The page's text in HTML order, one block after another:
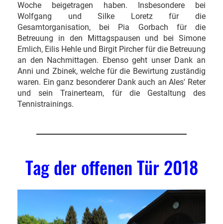
Woche beigetragen haben. Insbesondere bei
Wolfgang und Silke Loretz für die
Gesamtorganisation, bei Pia Gorbach für die
Betreuung in den Mittagspausen und bei Simone
Emlich, Eilis Hehle und Birgit Pircher für die Betreuung
an den Nachmittagen. Ebenso geht unser Dank an
Anni und Zbinek, welche für die Bewirtung zuständig
waren. Ein ganz besonderer Dank auch an Ales' Reter
und sein Trainerteam, für die Gestaltung des
Tennistrainings.
Tag der offenen Tür 2018